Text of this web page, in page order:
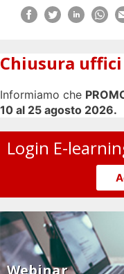
Chiusura uffici
Informiamo che
10 al 25 agosto 2026.
Login E-
Webinar